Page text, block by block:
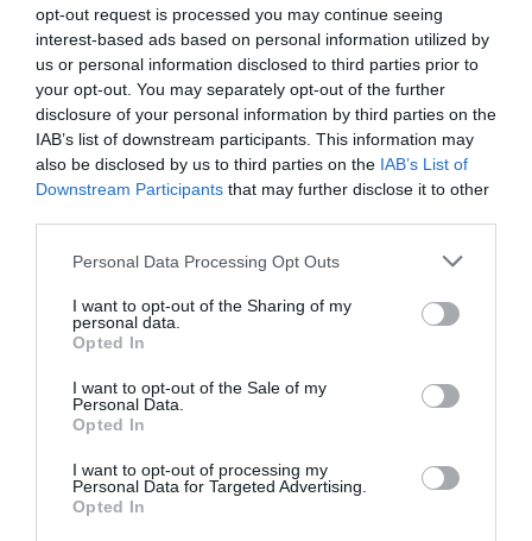
opt-out request is processed you may continue seeing
interest-based ads based on personal information utilized by
us or personal information disclosed to third parties prior to
your opt-out. You may separately opt-out of the further
disclosure of your personal information by third parties on the
IAB’s list of downstream participants. This information may
also be disclosed by us to third parties on the IAB’s List of
Downstream Participants that may further disclose it to other
Personal Data Processing Opt Outs
I want to opt-out of the Sharing of my
personal data.
Opted In
I want to opt-out of the Sale of my
Personal Data.
Opted In
I want to opt-out of processing my
Personal Data for Targeted Advertising.
Opted In